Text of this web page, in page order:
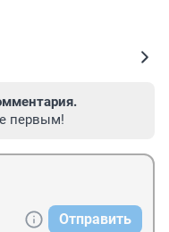
первым!
Отправить